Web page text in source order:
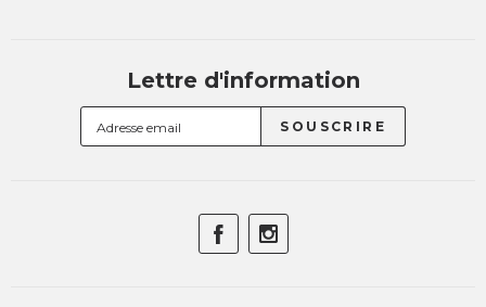
Lettre d'information